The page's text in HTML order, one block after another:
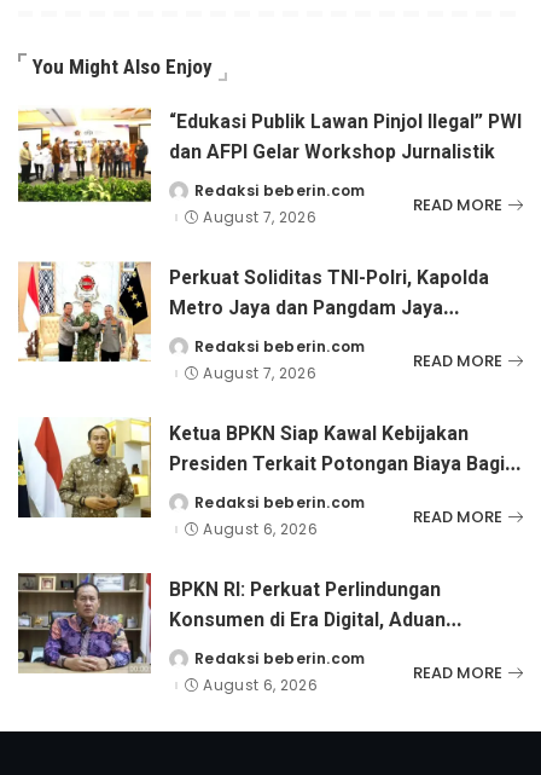
You Might Also Enjoy
“Edukasi Publik Lawan Pinjol Ilegal” PWI
dan AFPI Gelar Workshop Jurnalistik
Posted
by
Redaksi beberin.com
August 7, 2026
READ MORE
Perkuat Soliditas TNI-Polri, Kapolda
Metro Jaya dan Pangdam Jaya
Kunjungi Dankorps Brimob Polri
Posted
by
Redaksi beberin.com
August 7, 2026
READ MORE
Ketua BPKN Siap Kawal Kebijakan
Presiden Terkait Potongan Biaya Bagi
Penyandang Disabilitas
Posted
by
Redaksi beberin.com
August 6, 2026
READ MORE
BPKN RI: Perkuat Perlindungan
Konsumen di Era Digital, Aduan
Pinjaman Online Masih Menjadi
Perhatian Serius
Posted
by
Redaksi beberin.com
August 6, 2026
READ MORE